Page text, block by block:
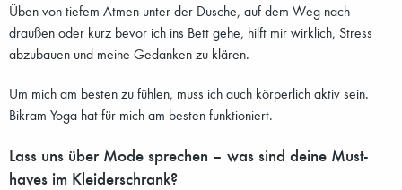
Üben von tiefem Atmen unter der Dusche, auf dem Weg nach
draußen oder kurz bevor ich ins Bett gehe, hilft mir wirklich, Stress
abzubauen und meine Gedanken zu klären.
Um mich am besten zu fühlen, muss ich auch körperlich aktiv sein.
Bikram Yoga hat für mich am besten funktioniert.
Lass uns über Mode sprechen – was sind deine Must-
haves im Kleiderschrank?